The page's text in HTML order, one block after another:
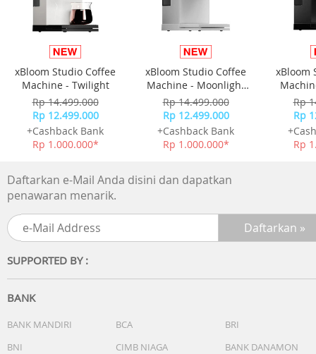
xBloom Studio Coffee
Machine - Twilight
Rp 14.499.000
Rp 12.499.000
+Cashback Bank
Rp 1.000.000*
xBloom Studio Coffee
Machine - Moonlight
White
Rp 14.499.000
Rp 12.499.000
+Cashback Bank
Rp 1.000.000*
xBloom
Rp
Rp
Rp
Daftarkan e-Mail Anda disini dan dapatkan
penawaran menarik.
SUPPORTED BY :
BANK
BANK MANDIRI BCA
BRI
BNI
CIMB NIAGA
BANK DANAMON